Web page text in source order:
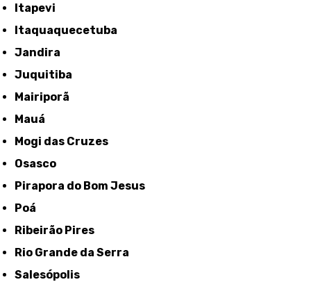
Itapevi
Itaquaquecetuba
Jandira
Juquitiba
Mairiporã
Mauá
Mogi das Cruzes
Osasco
Pirapora do Bom Jesus
Poá
Ribeirão Pires
Rio Grande da Serra
Salesópolis